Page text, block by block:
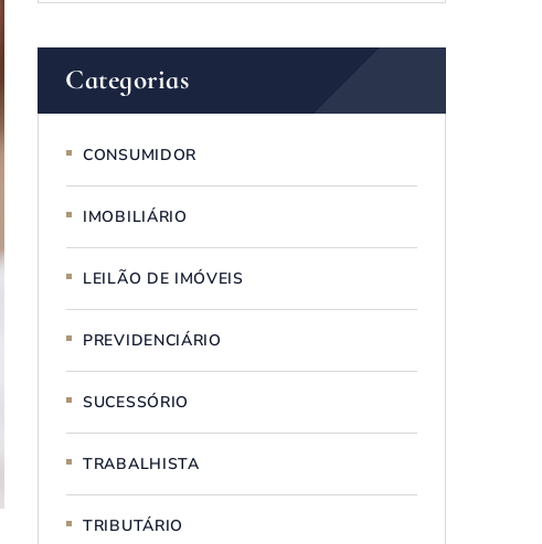
Categorias
CONSUMIDOR
IMOBILIÁRIO
LEILÃO DE IMÓVEIS
PREVIDENCIÁRIO
SUCESSÓRIO
TRABALHISTA
TRIBUTÁRIO